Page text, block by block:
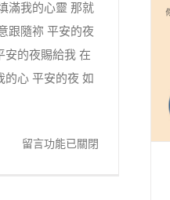
滿我的心靈 那就
跟隨祢 平安的夜
安的夜賜給我 在
的心 平安的夜 如
在
留言功能已關閉